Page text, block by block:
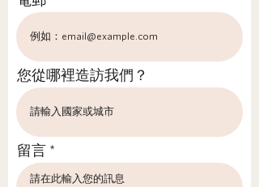
您從哪裡造訪我們？
留言